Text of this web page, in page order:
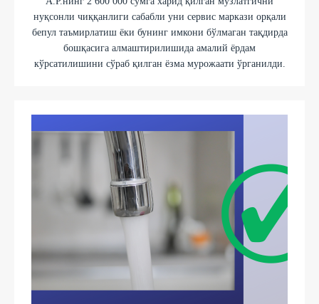
нуқсонли чиққанлиги сабабли уни сервис маркази орқали
бепул таъмирлатиш ёки бунинг имкони бўлмаган тақдирда
бошқасига алмаштирилишида амалий ёрдам
кўрсатилишини сўраб қилган ёзма мурожаати ўрганилди.